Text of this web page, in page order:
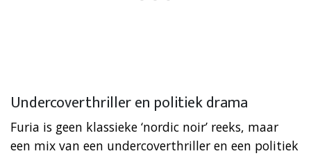
Undercoverthriller en politiek drama
Furia is geen klassieke ‘nordic noir’ reeks, maar
een mix van een undercoverthriller en een politiek